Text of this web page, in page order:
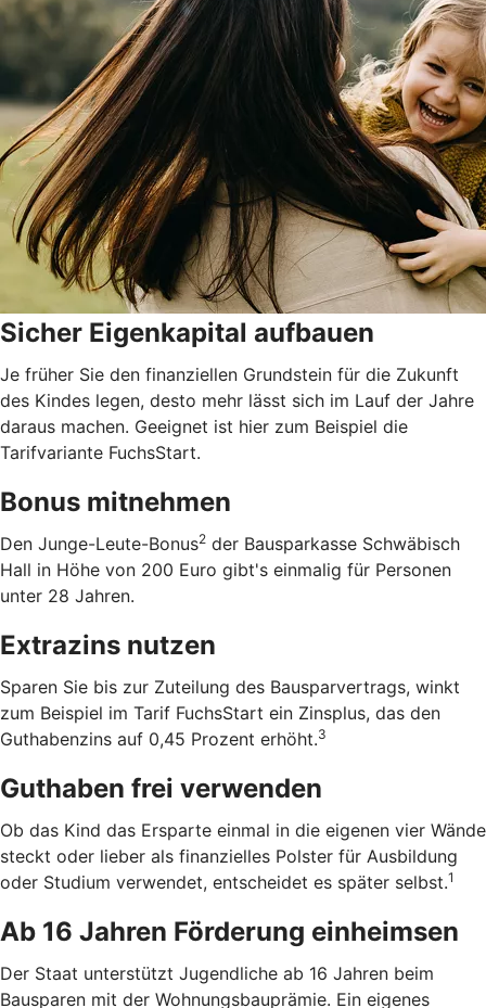
Sicher Eigenkapital aufbauen
Je früher Sie den finanziellen Grundstein für die Zukunft
des Kindes legen, desto mehr lässt sich im Lauf der Jahre
daraus machen. Geeignet ist hier zum Beispiel die
Tarifvariante FuchsStart.
Bonus mitnehmen
Den Junge-Leute-Bonus2 der Bausparkasse Schwäbisch
Hall in Höhe von 200 Euro gibt's einmalig für Personen
unter 28 Jahren.
Extrazins nutzen
Sparen Sie bis zur Zuteilung des Bausparvertrags, winkt
zum Beispiel im Tarif FuchsStart ein Zinsplus, das den
Guthabenzins auf 0,45 Prozent erhöht.3
Guthaben frei verwenden
Ob das Kind das Ersparte einmal in die eigenen vier Wände
steckt oder lieber als finanzielles Polster für Ausbildung
oder Studium verwendet, entscheidet es später selbst.1
Ab 16 Jahren Förderung einheimsen
Der Staat unterstützt Jugendliche ab 16 Jahren beim
Bausparen mit der Wohnungsbauprämie. Ein eigenes